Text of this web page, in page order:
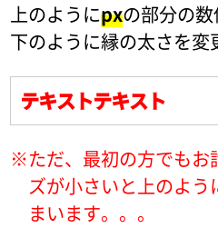
上のようにpxの部分の
下のように縁の太さを変
テキストテキスト
※ただ、最初の方でも
ズが小さいと上のよ
まいます。。。